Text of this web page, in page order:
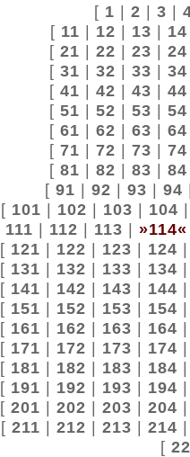
[ 1 | 2 | 3 |
[ 11 | 12 | 13 | 14
[ 21 | 22 | 23 | 24
[ 31 | 32 | 33 | 34
[ 41 | 42 | 43 | 44
[ 51 | 52 | 53 | 54
[ 61 | 62 | 63 | 64
[ 71 | 72 | 73 | 74
[ 81 | 82 | 83 | 84
[ 91 | 92 | 93 | 94
[ 101 | 102 | 103 | 104
111 | 112 | 113 | »114«
[ 121 | 122 | 123 | 124
[ 131 | 132 | 133 | 134
[ 141 | 142 | 143 | 144
[ 151 | 152 | 153 | 154
[ 161 | 162 | 163 | 164
[ 171 | 172 | 173 | 174
[ 181 | 182 | 183 | 184
[ 191 | 192 | 193 | 194
[ 201 | 202 | 203 | 204
[ 211 | 212 | 213 | 214
[